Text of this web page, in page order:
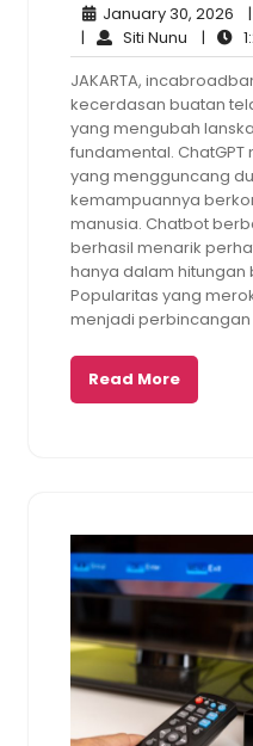
January 30, 2026 |
| Siti Nunu Siti
Nunu
|
JAKARTA,
kecerdasan buatan
yang mengubah
fundamental.
yang mengguncang
kemampuannya
manusia. Chatbot
berhasil menarik
hanya dalam hitungan
Popularitas yang
menjadi perbincangan
Read More